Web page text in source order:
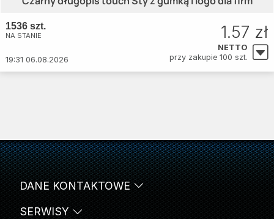
1536 szt.
NA STANIE
19:31 06.08.2026
1.57 zł
NETTO
przy zakupie 100 szt.
SERWISY
DANE KONTAKTOWE